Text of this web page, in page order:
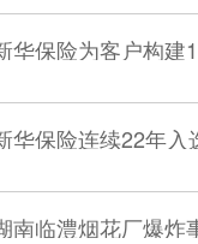
新华保险为客户构
华保险连续22年入
南临澧烟花厂爆炸